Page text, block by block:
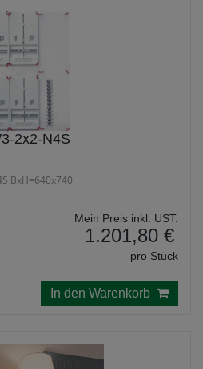
2x2-N4S
BxH=640x740
Mein Preis inkl. UST:
1.201,80 €
pro Stück
In den Warenkorb